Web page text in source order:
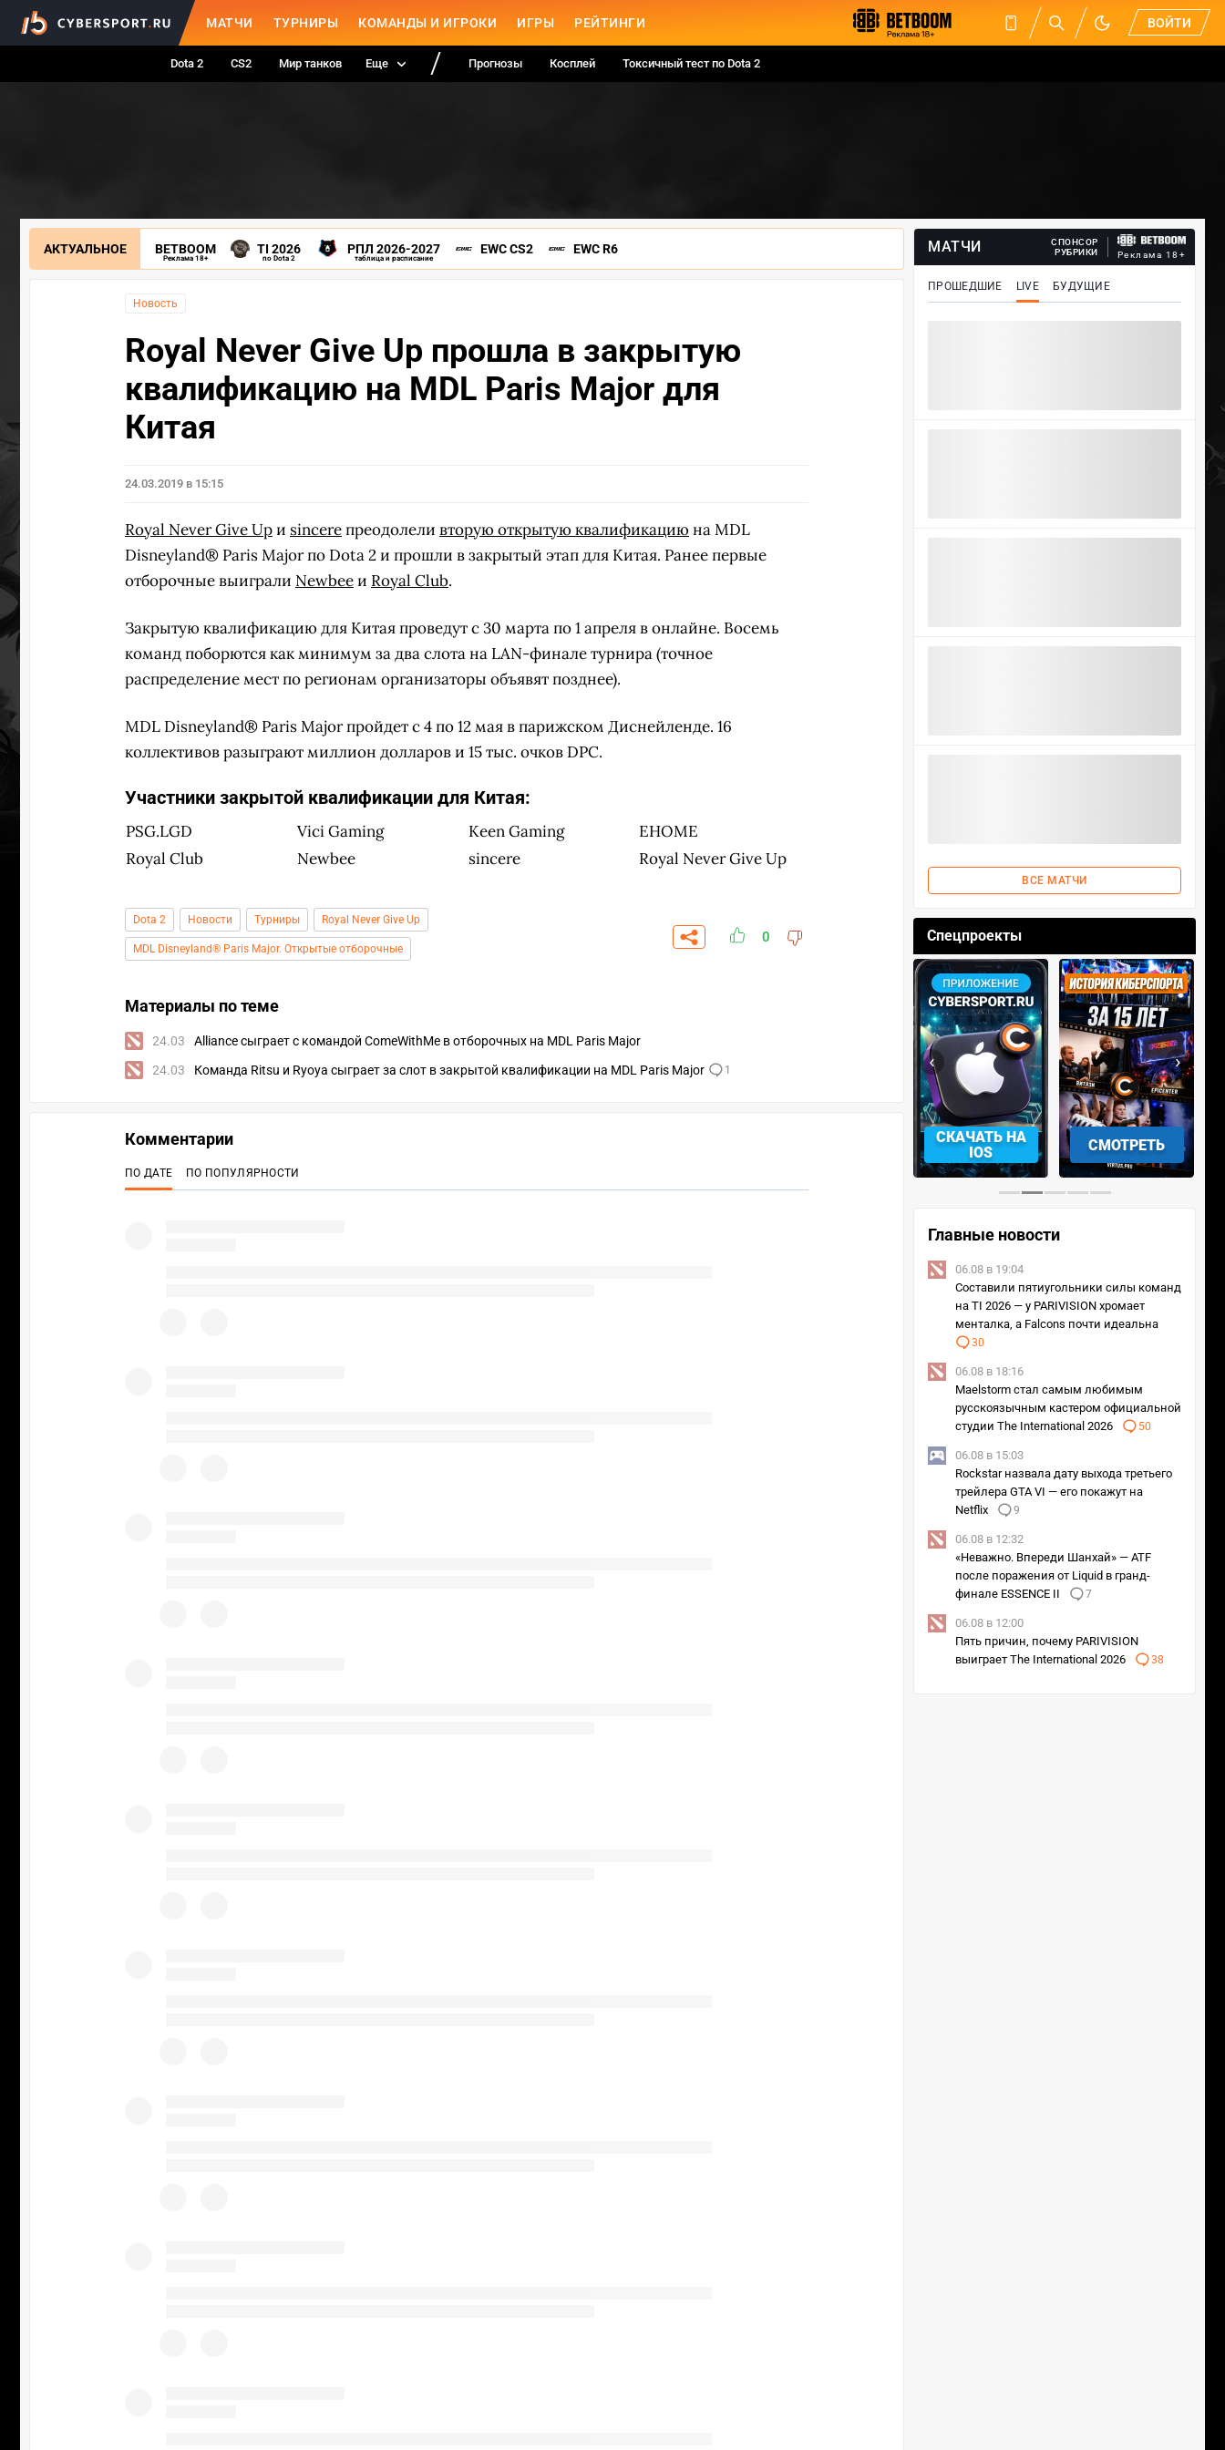
МАТЧИ ТУРНИРЫ КОМАНДЫ И ИГРОКИ ИГРЫ РЕЙТИНГИ ВОЙТИ
Dota 2 CS2 Мир танков Еще Прогнозы Косплей Токсичный тест по Dota 2
АКТУАЛЬНОЕ BETBOOM
Реклама 18+
TI 2026
по Dota 2
РПЛ 2026-2027
таблица и расписание
EWC CS2 EWC R6
Новость
Royal Never Give Up прошла в закрытую
квалификацию на MDL Paris Major для
Китая
24.03.2019 в 15:15
Royal Never Give Upи sincereпреодолели вторую открытую квалификациюна MDL
Disneyland® Paris Major по Dota 2 и прошли в закрытый этап для Китая. Ранее первые
отборочные выиграли Newbeeи Royal Club.
Закрытую квалификацию для Китая проведут с 30 марта по 1 апреля в онлайне. Восемь
команд поборются как минимум за два слота на LAN-финале турнира (точное
распределение мест по регионам организаторы объявят позднее).
MDL Disneyland® Paris Major пройдет с 4 по 12 мая в парижском Диснейленде. 16
коллективов разыграют миллион долларов и 15 тыс. очков DPC.
Участники закрытой квалификации для Китая:
PSG.LGD Vici Gaming Keen Gaming
EHOME
Royal Club
Newbee sincere Royal Never Give Up
Dota 2 Новости Турниры Royal Never Give Up
MDL Disneyland® Paris Major. Открытые отборочные
0
Материалы по теме
24.03
Alliance сыграет с командой ComeWithMe в отборочных на MDL Paris Major
24.03
Команда Ritsu и Ryoya сыграет за слот в закрытой квалификации на MDL Paris Major 1
МАТЧИ
СПОНСОР
РУБРИКИ
Реклама 18+
ПРОШЕДШИЕ LIVE БУДУЩИЕ
ВСЕ МАТЧИ
Спецпроекты
СКАЧАТЬ НА
СМОТРЕТЬ
‹ ›
Главные новости
06.08 в 19:04
Составили пятиугольники силы команд
на TI 2026 — у PARIVISION хромает
менталка, а Falcons почти идеальна
30
06.08 в 18:16
Maelstorm стал самым любимым
русскоязычным кастером официальной
студии The International 2026
50
06.08 в 15:03
Rockstar назвала дату выхода третьего
трейлера GTA VI — его покажут на
Netflix
9
06.08 в 12:32
«Неважно. Впереди Шанхай» — ATF
после поражения от Liquid в гранд-
финале ESSENCE II
7
06.08 в 12:00
Пять причин, почему PARIVISION
выиграет The International 2026
38
Комментарии
ПО ДАТЕ ПО ПОПУЛЯРНОСТИ